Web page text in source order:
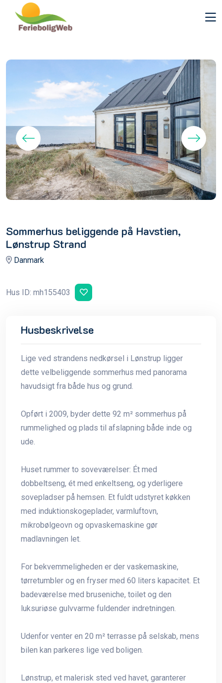
Sommerhus beliggende på Havstien,
Lønstrup Strand
Danmark
Hus ID: mh155403
Husbeskrivelse
Lige ved strandens nedkørsel i Lønstrup ligger
dette velbeliggende sommerhus med panorama
havudsigt fra både hus og grund.
Opført i 2009, byder dette 92 m² sommerhus på
rummelighed og plads til afslapning både inde og
ude.
Huset rummer to soveværelser: Ét med
dobbeltseng, ét med enkeltseng, og yderligere
sovepladser på hemsen. Et fuldt udstyret køkken
med induktionskogeplader, varmluftovn,
mikrobølgeovn og opvaskemaskine gør
madlavningen let.
For bekvemmeligheden er der vaskemaskine,
tørretumbler og en fryser med 60 liters kapacitet. Et
badeværelse med bruseniche, toilet og den
luksuriøse gulvvarme fuldender indretningen.
Udenfor venter en 20 m² terrasse på selskab, mens
bilen kan parkeres lige ved boligen.
Lønstrup, et malerisk sted ved havet, garanterer